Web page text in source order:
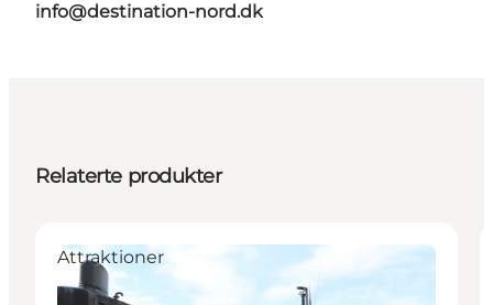
info@destination-nord.dk
Relaterte produkter
Attraktioner